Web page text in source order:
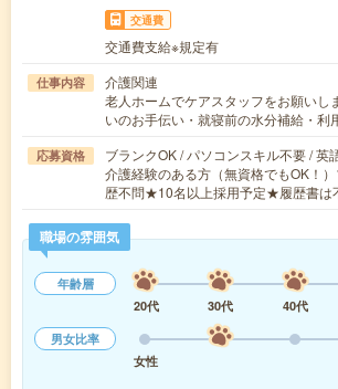
交通費
交通費支給※規定有
仕事内容
介護関連
老人ホームでケアスタッフをお願いし
いのお手伝い・就寝前の水分補給・
応募資格
ブランクOK / パソコンスキル不要 / 英
介護経験のある方（無資格でもOK！
歴不問★10名以上採用予定★履歴書は
職場の雰囲気
年齢層
20代
30代 40代
男女比率
女性